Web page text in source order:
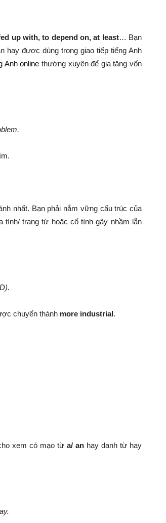
up with, to depend on, at least… Bạn
hay được dùng trong giao tiếp tiếng Anh
Anh online thường xuyên để gia tăng vốn
nhất. Bạn phải nắm vững cấu trúc của
trạng từ hoặc cố tình gây nhầm lẫn
chuyển thành more industrial.
xem có mạo từ a/ an hay danh từ hay